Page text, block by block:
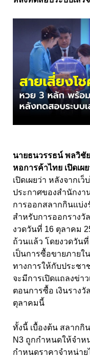
นายธนวรรธน์ พลวิชั
หอการค้าไทย เปิดเผ
เปิดเผยว่า หลังจากเ
ประกาศของสำนักงา
การออกสลากกินแบ่
สำหรับการออกรางวั
งวดวันที่ 16 ตุลาคม
ถ้วนแล้ว โดยงวดวัน
เป็นการซื้อขายภายใ
ทางการให้กับประชา
จะมีการเปิดแถลงข่า
ตอนการซื้อ เงินราง
ตุลาคมนี้
ทั้งนี้ เบื้องต้น สลากกิ
N3 ถูกกำหนดให้จำห
กำหนดราคาจำหน่าย